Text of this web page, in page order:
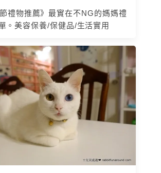
禮物推薦》最實在不NG的媽媽禮
。美容保養/保健品/生活實用